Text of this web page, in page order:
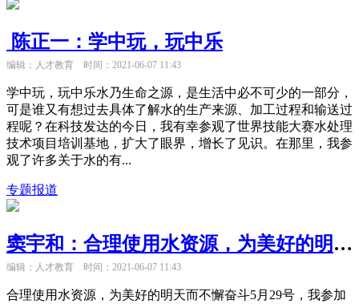
陈正一：学中玩，玩中乐
编辑：人才教育 时间：2021-06-07 11:43
学中玩，玩中乐水乃生命之源，是生活中必不可少的一部分，
可是谁又有想过去具体了解水的生产来源、加工过程和输送过
程呢？在科技发达的今日，我有幸参观了世界技能大赛水处理
技术项目培训基地，扩大了眼界，增长了见识。在那里，我参
观了许多关于水的有...
专题报道
窦宇和：合理使用水资源，为美好的明天而不懈奋斗
编辑：人才教育 时间：2021-06-07 11:43
合理使用水资源，为美好的明天而不懈奋斗5月29号，我参加